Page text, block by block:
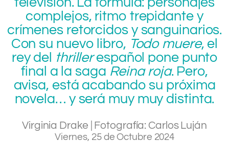
complejos, ritmo trepidante y
crímenes retorcidos y sanguinarios.
Con su nuevo libro, Todo muere, el
rey del thrillerespañol pone punto
final a la saga Reina roja. Pero,
avisa, está acabando su próxima
novela… y será muy muy distinta.
Virginia Drake | Fotografía: Carlos Luján
Viernes, 25 de Octubre 2024